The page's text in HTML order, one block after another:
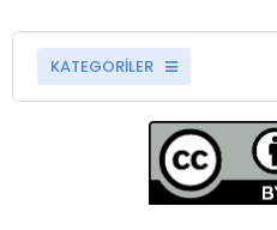
KATEGORİLER